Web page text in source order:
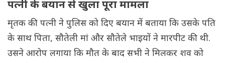
पत्नी के बयान से खुला पूरा मामला
मृतक की पत्नी ने पुलिस को दिए बयान में बताया कि उसके पति
के साथ पिता, सौतेली मां और सौतेले भाइयों ने मारपीट की थी.
उसने आरोप लगाया कि मौत के बाद सभी ने मिलकर शव को